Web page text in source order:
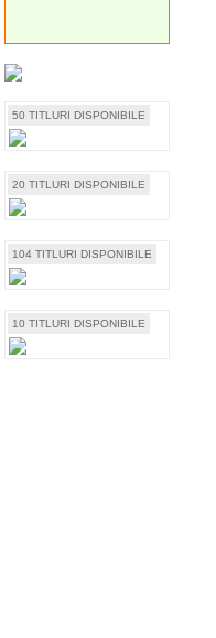
50 TITLURI DISPONIBILE
20 TITLURI DISPONIBILE
104 TITLURI DISPONIBILE
10 TITLURI DISPONIBILE